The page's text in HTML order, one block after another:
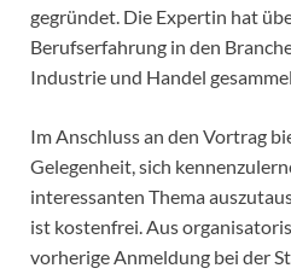
gegründet. Die Expertin hat
Berufserfahrung in den
Industrie und Handel
Im Anschluss an den Vortrag
Gelegenheit, sich
interessanten Thema
ist kostenfrei. Aus
vorherige Anmeldung bei der